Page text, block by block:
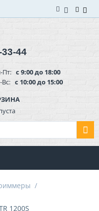
44
Пт: с 9:00 до 18:00
с 10:00 до 15:00
/
1200S